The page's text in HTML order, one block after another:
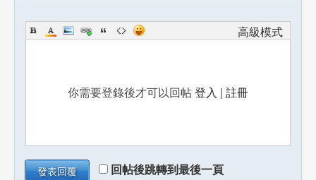
高級模式
你需要登錄後才可以回帖登入 | 註冊
發表回覆 回帖後跳轉到最後一頁